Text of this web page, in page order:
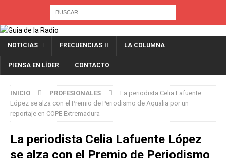
NOTICIAS FRECUENCIAS LA COLUMNA
PIENSA EN LÍDER CONTACTO
INICIO PROFESIONALES
La periodista Celia Lafuente
López se alza con el Premio de Periodismo de Aqualia por un
reportaje en COPE Extremadura
La periodista Celia Lafuente López
se alza con el Premio de Periodismo